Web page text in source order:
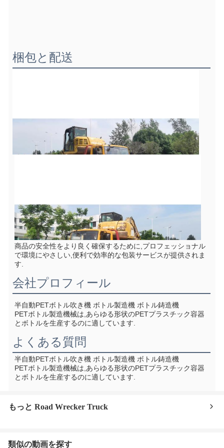
梱包と配送
商品の安全性をより良く確保するために,プロフェッショナル
で環境にやさしい,便利で効率的な包装サービスが提供されま
す.
会社プロフィール
半自動PETボトル吹き機 ボトル製造機 ボトル鋳造機
PETボトル製造機械は,あらゆる形状のPETプラスチック容器
とボトルを生産するのに適しています.
よくある質問
半自動PETボトル吹き機 ボトル製造機 ボトル鋳造機
PETボトル製造機械は,あらゆる形状のPETプラスチック容器
とボトルを生産するのに適しています.
もっと Road Wrecker Truck
類似の動画を探す